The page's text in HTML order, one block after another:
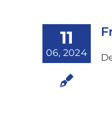
11
06, 2024